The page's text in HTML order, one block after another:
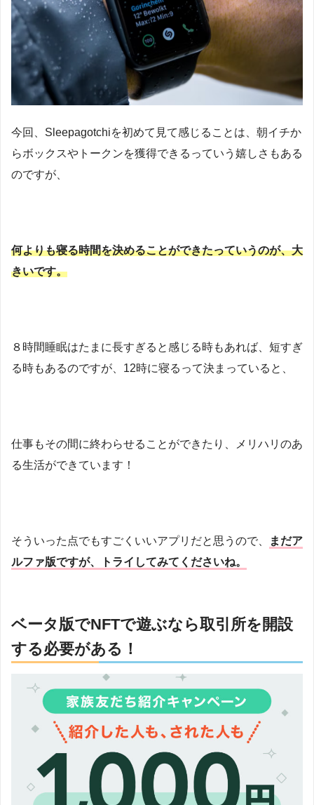
今回、Sleepagotchiを初めて見て感じることは、朝イチか
らボックスやトークンを獲得できるっていう嬉しさもある
のですが、
何よりも寝る時間を決めることができたっていうのが、大
きいです。
８時間睡眠はたまに長すぎると感じる時もあれば、短すぎ
る時もあるのですが、12時に寝るって決まっていると、
仕事もその間に終わらせることができたり、メリハリのあ
る生活ができています！
そういった点でもすごくいいアプリだと思うので、
まだア
ルファ版ですが、トライしてみてくださいね。
ベータ版でNFTで遊ぶなら取引所を開設
する必要がある！